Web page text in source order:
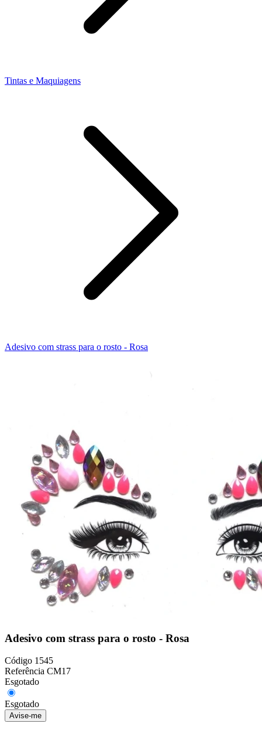
Tintas e Maquiagens
Adesivo com strass para o rosto - Rosa
Adesivo com strass para o rosto - Rosa
Código 1545
Referência CM17
Esgotado
Esgotado
Avise-me